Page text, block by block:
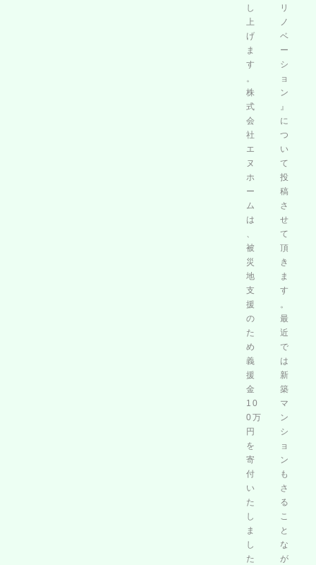
し
上
げ
ま
す
。
株
式
会
社
エ
ヌ
ホ
ー
ム
は
、
被
災
地
支
援
の
た
め
義
援
金
10
0万
円
を
寄
付
い
た
し
ま
し
た
リ
ノ
ベ
ー
シ
ョ
ン
』
に
つ
い
て
投
稿
さ
せ
て
頂
き
ま
す
。
最
近
で
は
新
築
マ
ン
シ
ョ
ン
も
さ
る
こ
と
な
が